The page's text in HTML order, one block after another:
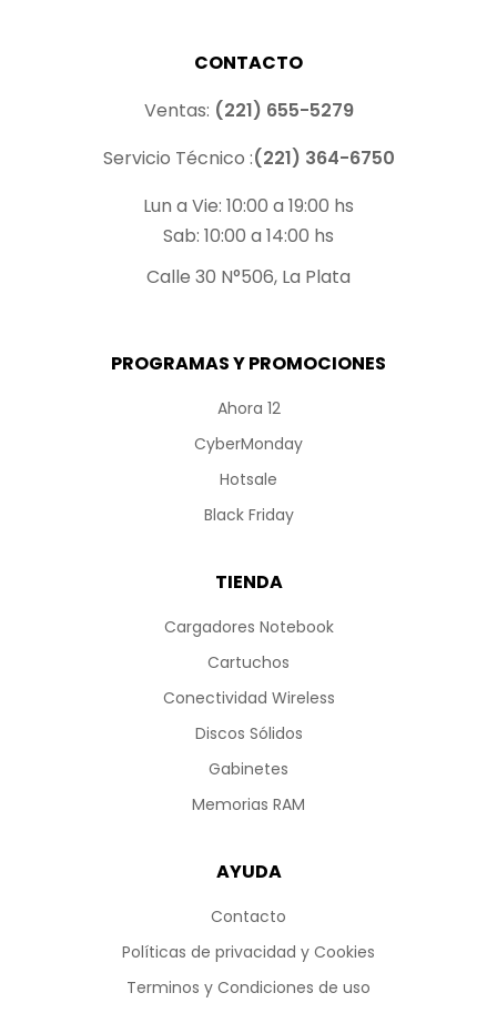
PROGRAMAS Y PROMOCIONES
Ahora 12
CyberMonday
Hotsale
Black Friday
TIENDA
Cargadores Notebook
Cartuchos
Conectividad Wireless
Discos Sólidos
Gabinetes
Memorias RAM
AYUDA
Contacto
Políticas de privacidad y Cookies
Terminos y Condiciones de uso
CONTACTO
Ventas: (221) 655-5279
Servicio Técnico :(221) 364-6750
Lun a Vie: 10:00 a 19:00 hs
Sab: 10:00 a 14:00 hs
Calle 30 N°506, La Plata